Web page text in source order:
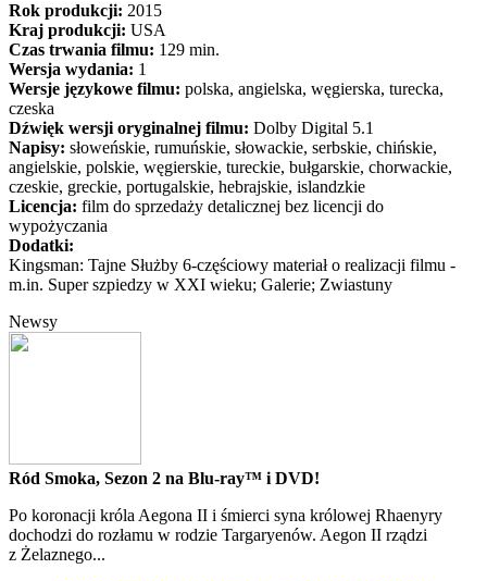
Rok produkcji: 2015
Kraj produkcji: USA
Czas trwania filmu: 129 min.
Wersja wydania: 1
Wersje językowe filmu: polska, angielska, węgierska, turecka,
czeska
Dźwięk wersji oryginalnej filmu: Dolby Digital 5.1
Napisy: słoweńskie, rumuńskie, słowackie, serbskie, chińskie,
angielskie, polskie, węgierskie, tureckie, bułgarskie, chorwackie,
czeskie, greckie, portugalskie, hebrajskie, islandzkie
Licencja: film do sprzedaży detalicznej bez licencji do
wypożyczania
Dodatki:
Kingsman: Tajne Służby 6-częściowy materiał o realizacji filmu -
m.in. Super szpiedzy w XXI wieku; Galerie; Zwiastuny
Newsy
Ród Smoka, Sezon 2 na Blu-ray™ i DVD!
Po koronacji króla Aegona II i śmierci syna królowej Rhaenyry
dochodzi do rozłamu w rodzie Targaryenów. Aegon II rządzi
z Żelaznego...